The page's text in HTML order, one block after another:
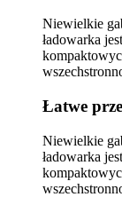
Niewielkie
ładowarka
Łatwe
Niewielkie
ładowarka